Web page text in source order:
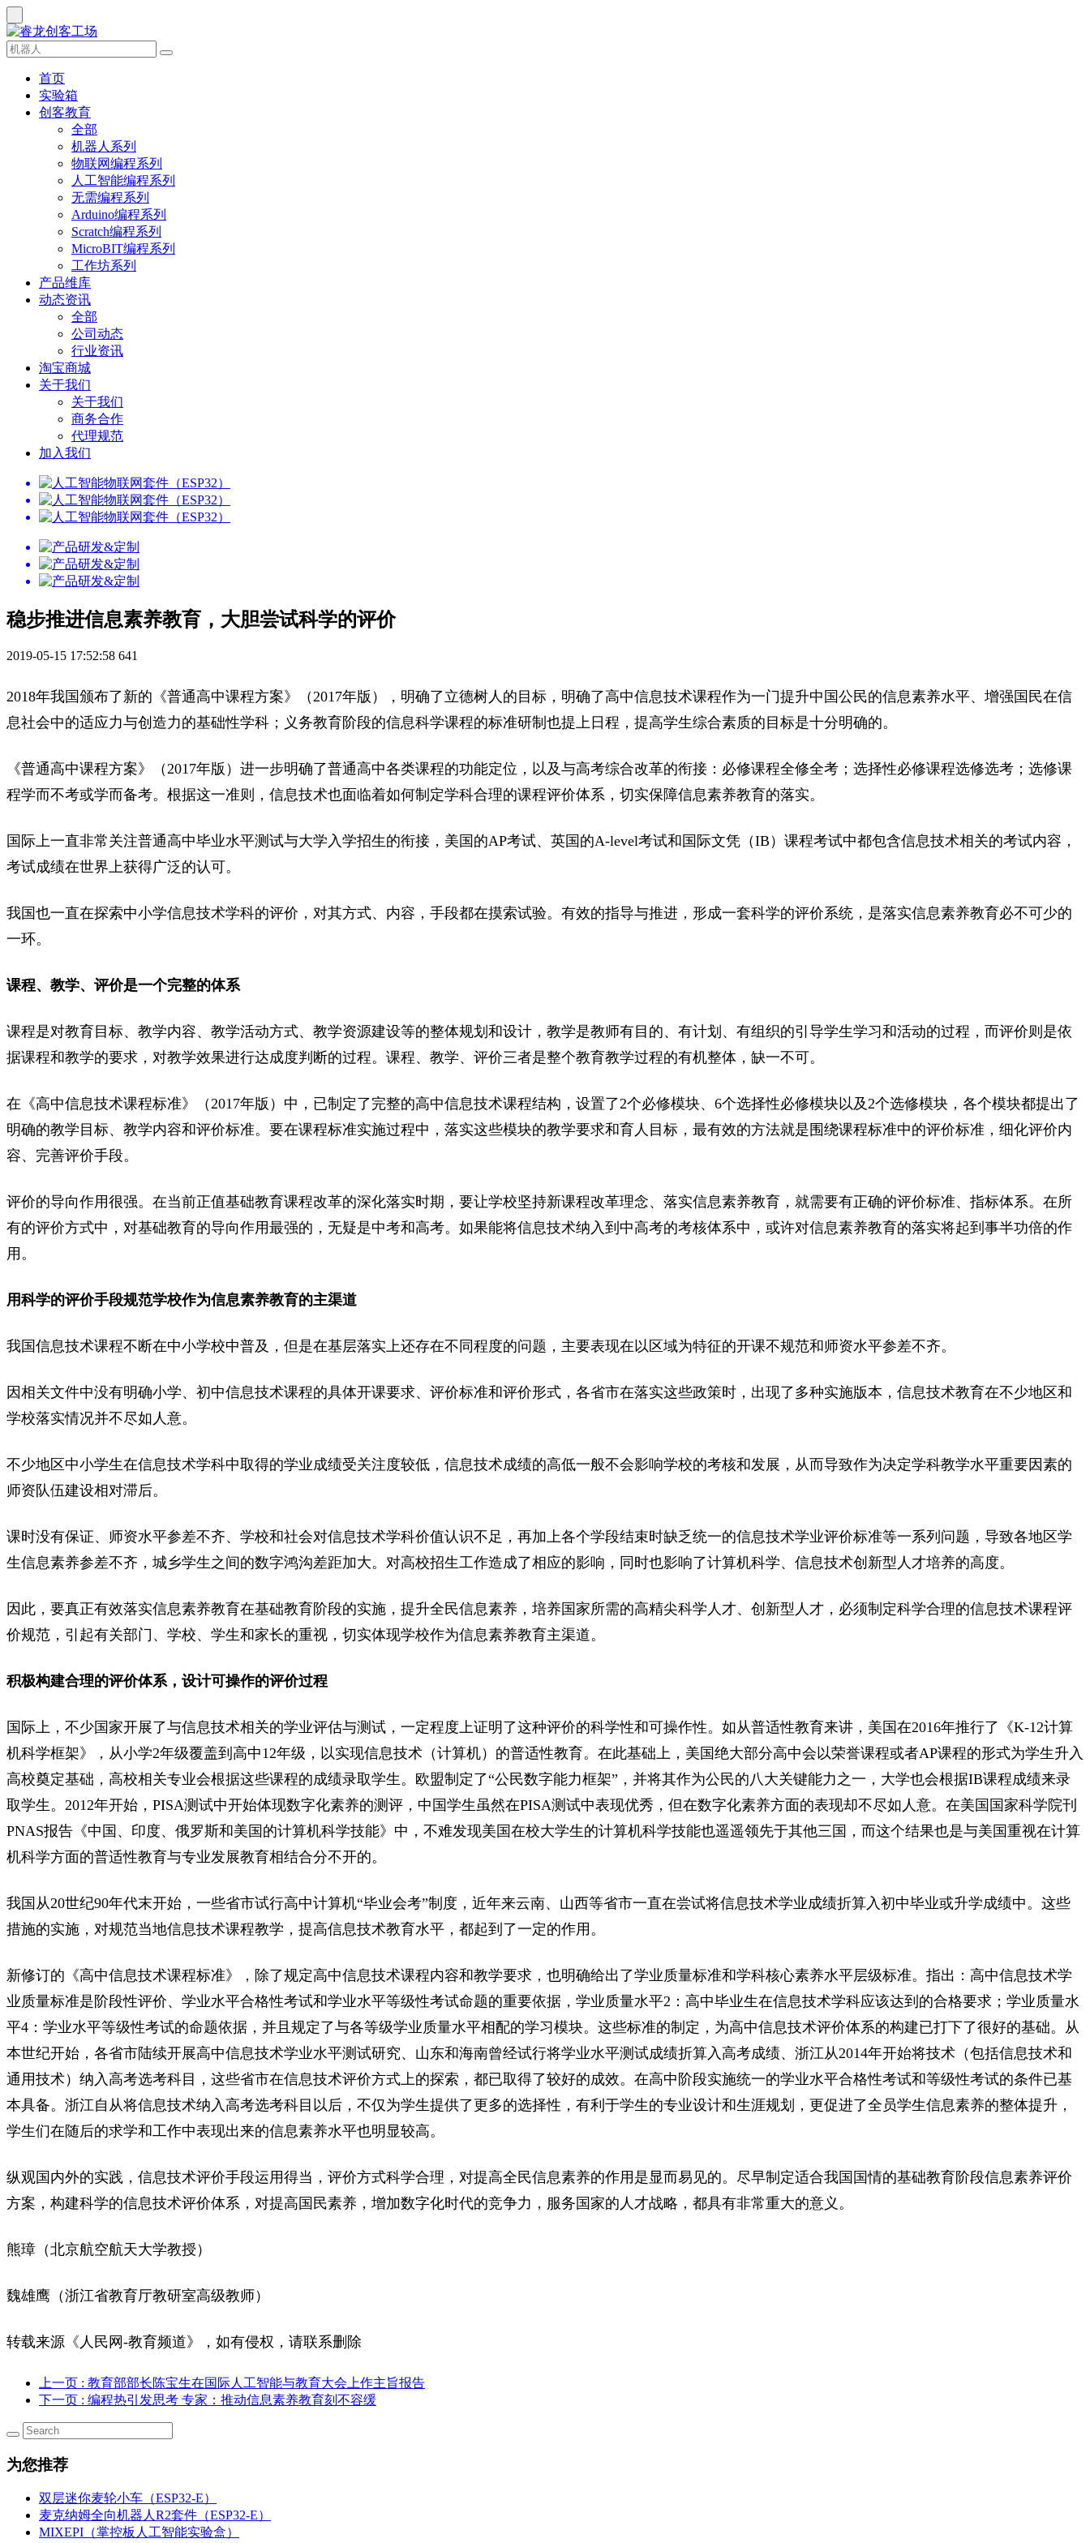
首页
实验箱
创客教育
全部
机器人系列
物联网编程系列
人工智能编程系列
无需编程系列
Arduino编程系列
Scratch编程系列
MicroBIT编程系列
工作坊系列
产品维库
动态资讯
全部
公司动态
行业资讯
淘宝商城
关于我们
关于我们
商务合作
代理规范
加入我们
稳步推进信息素养教育，大胆尝试科学的评价
2019-05-15 17:52:58 641
2018年我国颁布了新的《普通高中课程方案》（2017年版），明确了立德树人的目标，明确了高中信息技术课程作为一门提升中国公民的信息素养水平、增强国民在信
息社会中的适应力与创造力的基础性学科；义务教育阶段的信息科学课程的标准研制也提上日程，提高学生综合素质的目标是十分明确的。
《普通高中课程方案》（2017年版）进一步明确了普通高中各类课程的功能定位，以及与高考综合改革的衔接：必修课程全修全考；选择性必修课程选修选考；选修课
程学而不考或学而备考。根据这一准则，信息技术也面临着如何制定学科合理的课程评价体系，切实保障信息素养教育的落实。
国际上一直非常关注普通高中毕业水平测试与大学入学招生的衔接，美国的AP考试、英国的A-level考试和国际文凭（IB）课程考试中都包含信息技术相关的考试内容，
考试成绩在世界上获得广泛的认可。
我国也一直在探索中小学信息技术学科的评价，对其方式、内容，手段都在摸索试验。有效的指导与推进，形成一套科学的评价系统，是落实信息素养教育必不可少的
一环。
课程、教学、评价是一个完整的体系
课程是对教育目标、教学内容、教学活动方式、教学资源建设等的整体规划和设计，教学是教师有目的、有计划、有组织的引导学生学习和活动的过程，而评价则是依
据课程和教学的要求，对教学效果进行达成度判断的过程。课程、教学、评价三者是整个教育教学过程的有机整体，缺一不可。
在《高中信息技术课程标准》（2017年版）中，已制定了完整的高中信息技术课程结构，设置了2个必修模块、6个选择性必修模块以及2个选修模块，各个模块都提出了
明确的教学目标、教学内容和评价标准。要在课程标准实施过程中，落实这些模块的教学要求和育人目标，最有效的方法就是围绕课程标准中的评价标准，细化评价内
容、完善评价手段。
评价的导向作用很强。在当前正值基础教育课程改革的深化落实时期，要让学校坚持新课程改革理念、落实信息素养教育，就需要有正确的评价标准、指标体系。在所
有的评价方式中，对基础教育的导向作用最强的，无疑是中考和高考。如果能将信息技术纳入到中高考的考核体系中，或许对信息素养教育的落实将起到事半功倍的作
用。
用科学的评价手段规范学校作为信息素养教育的主渠道
我国信息技术课程不断在中小学校中普及，但是在基层落实上还存在不同程度的问题，主要表现在以区域为特征的开课不规范和师资水平参差不齐。
因相关文件中没有明确小学、初中信息技术课程的具体开课要求、评价标准和评价形式，各省市在落实这些政策时，出现了多种实施版本，信息技术教育在不少地区和
学校落实情况并不尽如人意。
不少地区中小学生在信息技术学科中取得的学业成绩受关注度较低，信息技术成绩的高低一般不会影响学校的考核和发展，从而导致作为决定学科教学水平重要因素的
师资队伍建设相对滞后。
课时没有保证、师资水平参差不齐、学校和社会对信息技术学科价值认识不足，再加上各个学段结束时缺乏统一的信息技术学业评价标准等一系列问题，导致各地区学
生信息素养参差不齐，城乡学生之间的数字鸿沟差距加大。对高校招生工作造成了相应的影响，同时也影响了计算机科学、信息技术创新型人才培养的高度。
因此，要真正有效落实信息素养教育在基础教育阶段的实施，提升全民信息素养，培养国家所需的高精尖科学人才、创新型人才，必须制定科学合理的信息技术课程评
价规范，引起有关部门、学校、学生和家长的重视，切实体现学校作为信息素养教育主渠道。
积极构建合理的评价体系，设计可操作的评价过程
国际上，不少国家开展了与信息技术相关的学业评估与测试，一定程度上证明了这种评价的科学性和可操作性。如从普适性教育来讲，美国在2016年推行了《K-12计算
机科学框架》，从小学2年级覆盖到高中12年级，以实现信息技术（计算机）的普适性教育。在此基础上，美国绝大部分高中会以荣誉课程或者AP课程的形式为学生升入
高校奠定基础，高校相关专业会根据这些课程的成绩录取学生。欧盟制定了“公民数字能力框架”，并将其作为公民的八大关键能力之一，大学也会根据IB课程成绩来录
取学生。2012年开始，PISA测试中开始体现数字化素养的测评，中国学生虽然在PISA测试中表现优秀，但在数字化素养方面的表现却不尽如人意。在美国国家科学院刊
PNAS报告《中国、印度、俄罗斯和美国的计算机科学技能》中，不难发现美国在校大学生的计算机科学技能也遥遥领先于其他三国，而这个结果也是与美国重视在计算
机科学方面的普适性教育与专业发展教育相结合分不开的。
我国从20世纪90年代末开始，一些省市试行高中计算机“毕业会考”制度，近年来云南、山西等省市一直在尝试将信息技术学业成绩折算入初中毕业或升学成绩中。这些
措施的实施，对规范当地信息技术课程教学，提高信息技术教育水平，都起到了一定的作用。
新修订的《高中信息技术课程标准》，除了规定高中信息技术课程内容和教学要求，也明确给出了学业质量标准和学科核心素养水平层级标准。指出：高中信息技术学
业质量标准是阶段性评价、学业水平合格性考试和学业水平等级性考试命题的重要依据，学业质量水平2：高中毕业生在信息技术学科应该达到的合格要求；学业质量水
平4：学业水平等级性考试的命题依据，并且规定了与各等级学业质量水平相配的学习模块。这些标准的制定，为高中信息技术评价体系的构建已打下了很好的基础。从
本世纪开始，各省市陆续开展高中信息技术学业水平测试研究、山东和海南曾经试行将学业水平测试成绩折算入高考成绩、浙江从2014年开始将技术（包括信息技术和
通用技术）纳入高考选考科目，这些省市在信息技术评价方式上的探索，都已取得了较好的成效。在高中阶段实施统一的学业水平合格性考试和等级性考试的条件已基
本具备。浙江自从将信息技术纳入高考选考科目以后，不仅为学生提供了更多的选择性，有利于学生的专业设计和生涯规划，更促进了全员学生信息素养的整体提升，
学生们在随后的求学和工作中表现出来的信息素养水平也明显较高。
纵观国内外的实践，信息技术评价手段运用得当，评价方式科学合理，对提高全民信息素养的作用是显而易见的。尽早制定适合我国国情的基础教育阶段信息素养评价
方案，构建科学的信息技术评价体系，对提高国民素养，增加数字化时代的竞争力，服务国家的人才战略，都具有非常重大的意义。
熊璋（北京航空航天大学教授）
魏雄鹰（浙江省教育厅教研室高级教师）
转载来源 《 人民网-教育频道》，如有侵权，请联系删除
上一页 : 教育部部长陈宝生在国际人工智能与教育大会上作主旨报告
下一页 : 编程热引发思考 专家：推动信息素养教育刻不容缓
为您推荐
双层迷你麦轮小车（ESP32-E）
麦克纳姆全向机器人R2套件（ESP32-E）
MIXEPI（掌控板人工智能实验盒）